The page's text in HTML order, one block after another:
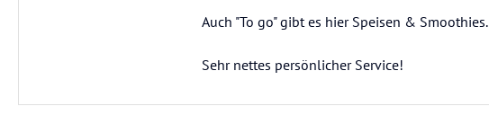
Auch "To go" gibt es hier Speisen & Smoothies.
Sehr nettes persönlicher Service!